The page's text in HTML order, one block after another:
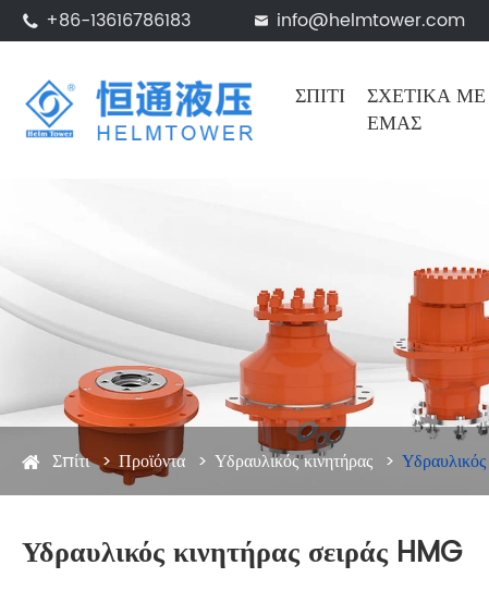
 +86-13616786183  info@helmtower.com
ΣΠΊΤΙ
ΣΧΕΤΙΚΆ ΜΕ
ΕΜΆΣ
Σπίτι Προϊόντα Υδραυλικός κινητήρας
Υδραυλικός κινητήρας σειράς HMG